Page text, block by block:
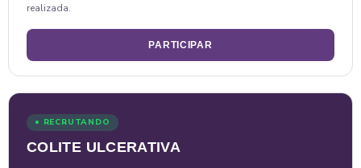
realizada.
PARTICIPAR
● RECRUTANDO
COLITE ULCERATIVA